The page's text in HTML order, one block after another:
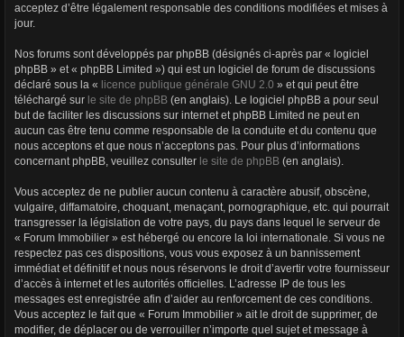
acceptez d’être légalement responsable des conditions modifiées et mises à
jour.
Nos forums sont développés par phpBB (désignés ci-après par « logiciel
phpBB » et « phpBB Limited ») qui est un logiciel de forum de discussions
déclaré sous la « licence publique générale GNU 2.0 » et qui peut être
téléchargé sur le site de phpBB (en anglais). Le logiciel phpBB a pour seul
but de faciliter les discussions sur internet et phpBB Limited ne peut en
aucun cas être tenu comme responsable de la conduite et du contenu que
nous acceptons et que nous n’acceptons pas. Pour plus d’informations
concernant phpBB, veuillez consulter le site de phpBB (en anglais).
Vous acceptez de ne publier aucun contenu à caractère abusif, obscène,
vulgaire, diffamatoire, choquant, menaçant, pornographique, etc. qui pourrait
transgresser la législation de votre pays, du pays dans lequel le serveur de
« Forum Immobilier » est hébergé ou encore la loi internationale. Si vous ne
respectez pas ces dispositions, vous vous exposez à un bannissement
immédiat et définitif et nous nous réservons le droit d’avertir votre fournisseur
d’accès à internet et les autorités officielles. L’adresse IP de tous les
messages est enregistrée afin d’aider au renforcement de ces conditions.
Vous acceptez le fait que « Forum Immobilier » ait le droit de supprimer, de
modifier, de déplacer ou de verrouiller n’importe quel sujet et message à